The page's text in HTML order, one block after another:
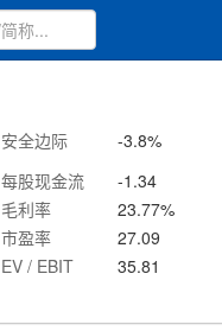
安全边际 -3.8%
每股现金流
-1.34
毛利率 23.77%
市盈率
27.09
EV / EBIT
35.81